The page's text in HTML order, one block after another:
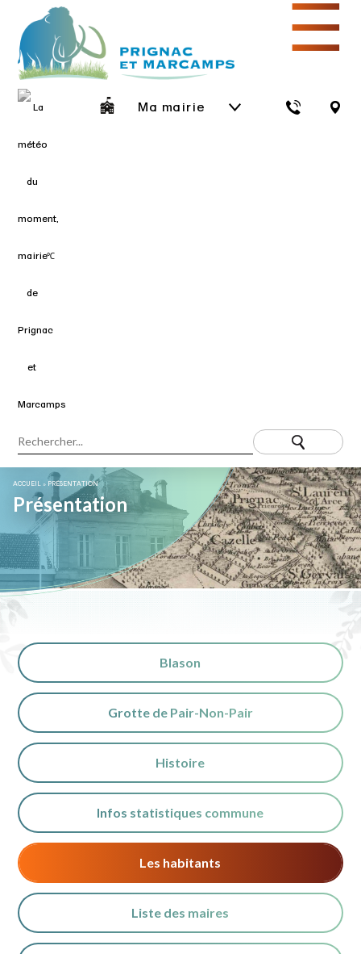
℃
Ma mairie
☰
ACCUEIL » PRÉSENTATION
Présentation
Blason
Grotte de Pair-Non-Pair
Histoire
Infos statistiques commune
Les habitants
Liste des maires